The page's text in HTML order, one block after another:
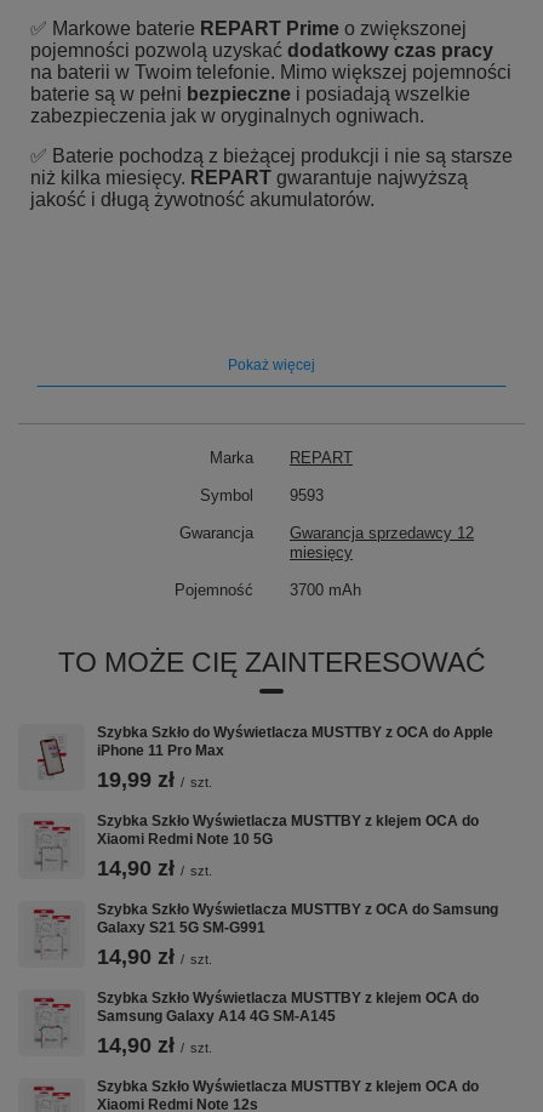
✅ Markowe baterie REPART Prime o zwiększonej
pojemności pozwolą uzyskać dodatkowy czas pracy
na baterii w Twoim telefonie. Mimo większej pojemności
baterie są w pełni bezpieczne i posiadają wszelkie
zabezpieczenia jak w oryginalnych ogniwach.
✅ Baterie pochodzą z bieżącej produkcji i nie są starsze
niż kilka miesięcy. REPART gwarantuje najwyższą
jakość i długą żywotność akumulatorów.
Producent:REPART
Rodzaj ogniw:Li-ion (litowo-jonowe)
3700 mAh
3.80V
CE, RoHS
Cechy produktu:
Zwiększona pojemnośćwzględem oryginalnej bateri
o ok. 20%
⭐ Zabezpieczenie przed przeładowaniem,
⭐ Zabezpieczenie przed przeciążeniem i przepięciami
⭐ Długa żywotność i wydajność
⭐ Szybkie ładowanie
⭐ Możliwość samodzielnej wymiany
Pokaż więcej
Marka REPART
Symbol 9593
Gwarancja
Gwarancja sprzedawcy 12
miesięcy
Pojemność 3700 mAh
TO MOŻE CIĘ ZAINTERESOWAĆ
Szybka Szkło do Wyświetlacza MUSTTBY z OCA do Apple
iPhone 11 Pro Max
19,99 zł / szt.
Szybka Szkło Wyświetlacza MUSTTBY z klejem OCA do
Xiaomi Redmi Note 10 5G
14,90 zł / szt.
Szybka Szkło Wyświetlacza MUSTTBY z OCA do Samsung
Galaxy S21 5G SM-G991
14,90 zł / szt.
Szybka Szkło Wyświetlacza MUSTTBY z klejem OCA do
Samsung Galaxy A14 4G SM-A145
14,90 zł / szt.
Szybka Szkło Wyświetlacza MUSTTBY z klejem OCA do
Xiaomi Redmi Note 12s